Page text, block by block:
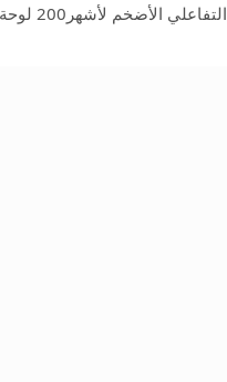
التفاعلي الأضخم لأشهر200 لوحة للفنان كلود مونيه، ليقدم…